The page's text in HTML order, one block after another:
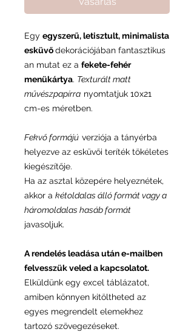
Egy egyszerű, letisztult, minimalista
esküvődekorációjában fantasztikus
an mutat ez a fekete-fehér
menükártya. Texturált matt
művészpapírra nyomtatjuk 10x21
cm-es méretben.
Fekvő formájú verziója a tányérba
helyezve az esküvői teríték tökéletes
kiegészítője.
Ha az asztal közepére helyeznétek,
akkor a kétoldalas álló formát vagy a
háromoldalas hasáb formát
javasoljuk.
A rendelés leadása után e-mailben
felvesszük veled a kapcsolatot.
Elküldünk egy excel táblázatot,
amiben könnyen kitöltheted az
egyes megrendelt elemekhez
tartozó szövegezéseket.